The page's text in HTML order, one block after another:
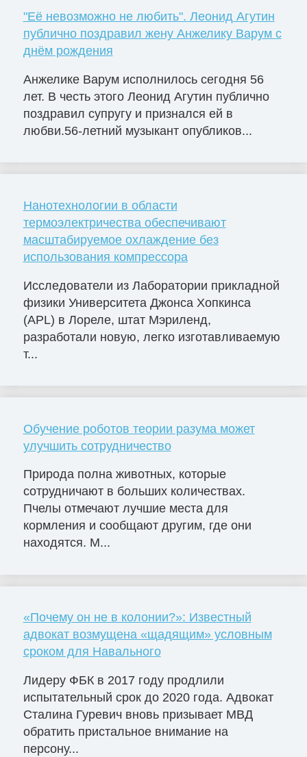
"Её невозможно не любить". Леонид Агутин
публично поздравил жену Анжелику Варум с
днём рождения
Анжелике Варум исполнилось сегодня 56
лет. В честь этого Леонид Агутин публично
поздравил супругу и признался ей в
любви.56-летний музыкант опубликов...
Нанотехнологии в области
термоэлектричества обеспечивают
масштабируемое охлаждение без
использования компрессора
Исследователи из Лаборатории прикладной
физики Университета Джонса Хопкинса
(APL) в Лореле, штат Мэриленд,
разработали новую, легко изготавливаемую
т...
Обучение роботов теории разума может
улучшить сотрудничество
Природа полна животных, которые
сотрудничают в больших количествах.
Пчелы отмечают лучшие места для
кормления и сообщают другим, где они
находятся. М...
«Почему он не в колонии?»: Известный
адвокат возмущена «щадящим» условным
сроком для Навального
Лидеру ФБК в 2017 году продлили
испытательный срок до 2020 года. Адвокат
Сталина Гуревич вновь призывает МВД
обратить пристальное внимание на
персону...